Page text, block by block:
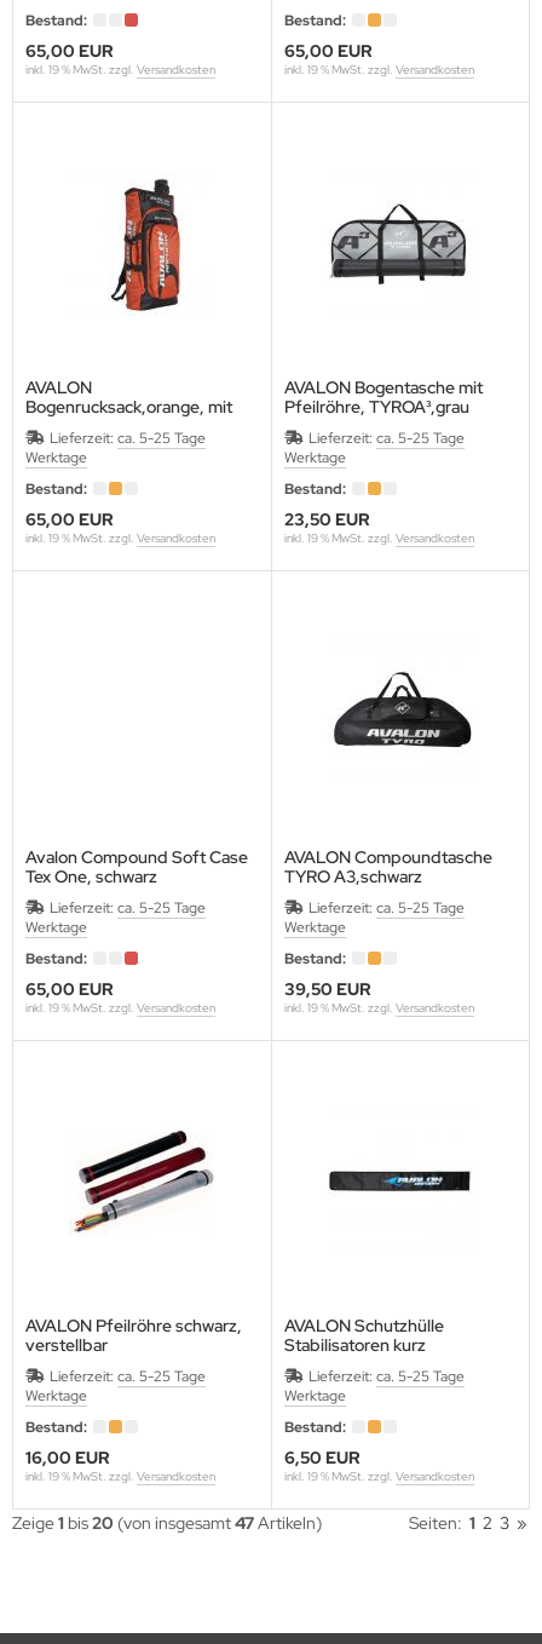
Bestand:
65,00 EUR
inkl. 19 % MwSt. zzgl. Versandkosten
Bestand:
65,00 EUR
inkl. 19 % MwSt. zzgl. Versandkosten
AVALON
Bogenrucksack,orange, mit
Pfeilröhre
Maße: H72xB33xT14 cm
Lieferzeit: ca. 5-25 Tage
Werktage
Bestand:
65,00 EUR
inkl. 19 % MwSt. zzgl. Versandkosten
AVALON Bogentasche mit
Pfeilröhre, TYROA³,grau
L: 70 cm
Lieferzeit: ca. 5-25 Tage
Werktage
Bestand:
23,50 EUR
inkl. 19 % MwSt. zzgl. Versandkosten
Avalon Compound Soft Case
Tex One, schwarz
Länge: 116 cm mit mehren
Taschen
Lieferzeit: ca. 5-25 Tage
Werktage
Bestand:
65,00 EUR
inkl. 19 % MwSt. zzgl. Versandkosten
AVALON Compoundtasche
TYRO A3,schwarz
116 cm mit 2 Taschen
Lieferzeit: ca. 5-25 Tage
Werktage
Bestand:
39,50 EUR
inkl. 19 % MwSt. zzgl. Versandkosten
AVALON Pfeilröhre schwarz,
verstellbar
Lieferzeit: ca. 5-25 Tage
Werktage
Bestand:
16,00 EUR
inkl. 19 % MwSt. zzgl. Versandkosten
AVALON Schutzhülle
Stabilisatoren kurz
ca. 50 cm lang
Lieferzeit: ca. 5-25 Tage
Werktage
Bestand:
6,50 EUR
inkl. 19 % MwSt. zzgl. Versandkosten
Zeige1 bis20 (von insgesamt47Artikeln) Seiten: 1 2 3 »
NAME ARCHERY
TARGETS
PEEP
RIDGE
ARCHERY